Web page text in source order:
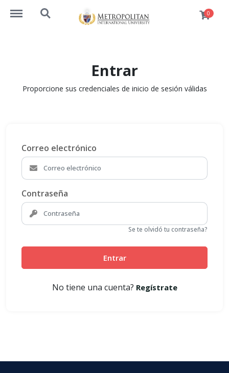
https://cursos.metrouni.us/menu
https://cursos.metrouni.us/search 0
Entrar
Proporcione sus credenciales de inicio de sesión válidas
Correo electrónico
Contraseña
Se te olvidó tu contraseña?
Entrar
No tiene una cuenta? Regístrate